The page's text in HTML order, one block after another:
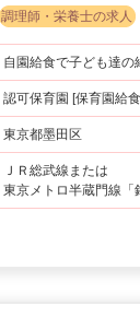
調理師・栄養士の求人
自園給食で子ども達の
認可保育園 [保育園給
東京都墨田区
ＪＲ総武線または
東京メトロ半蔵門線「